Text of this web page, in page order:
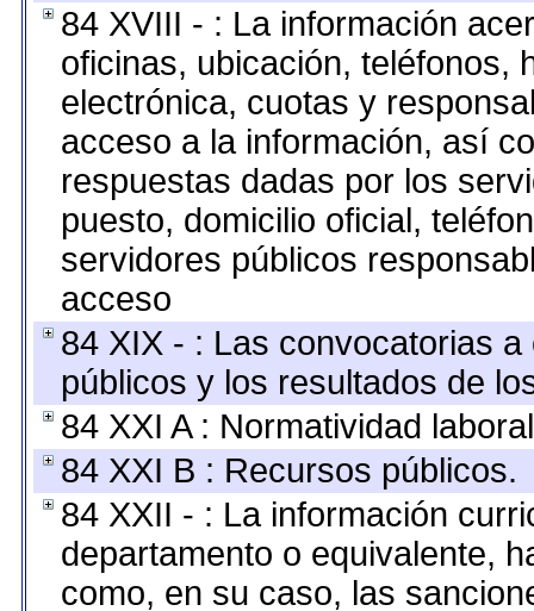
84 XVIII - : La información
oficinas, ubicación, teléfonos,
electrónica, cuotas y
acceso a la información, así
respuestas dadas por los
puesto, domicilio oficial,
servidores públicos
acceso
84 XIX - : Las convocatorias
públicos y los resultados de
84 XXI A : Normatividad
84 XXI B : Recursos públicos.
84 XXII - : La información
departamento o equivalente,
como, en su caso, las